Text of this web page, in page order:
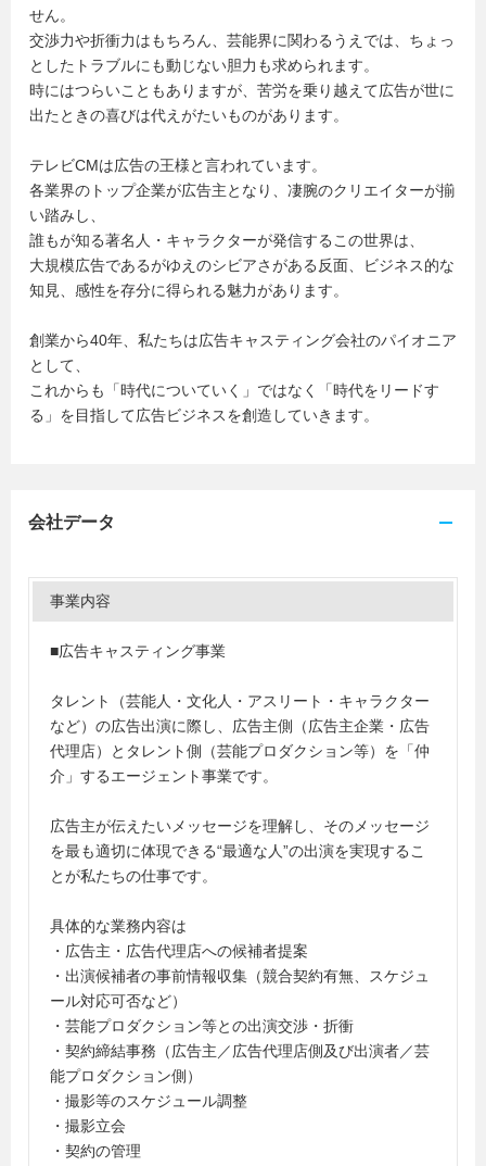
せん。
交渉力や折衝力はもちろん、芸能界に関わるうえでは、ちょっ
としたトラブルにも動じない胆力も求められます。
時にはつらいこともありますが、苦労を乗り越えて広告が世に
出たときの喜びは代えがたいものがあります。
テレビCMは広告の王様と言われています。
各業界のトップ企業が広告主となり、凄腕のクリエイターが揃
い踏みし、
誰もが知る著名人・キャラクターが発信するこの世界は、
大規模広告であるがゆえのシビアさがある反面、ビジネス的な
知見、感性を存分に得られる魅力があります。
創業から40年、私たちは広告キャスティング会社のパイオニア
として、
これからも「時代についていく」ではなく「時代をリードす
る」を目指して広告ビジネスを創造していきます。
会社データ
事業内容
■広告キャスティング事業
タレント（芸能人・文化人・アスリート・キャラクター
など）の広告出演に際し、広告主側（広告主企業・広告
代理店）とタレント側（芸能プロダクション等）を「仲
介」するエージェント事業です。
広告主が伝えたいメッセージを理解し、そのメッセージ
を最も適切に体現できる“最適な人”の出演を実現するこ
とが私たちの仕事です。
具体的な業務内容は
・広告主・広告代理店への候補者提案
・出演候補者の事前情報収集（競合契約有無、スケジュ
ール対応可否など）
・芸能プロダクション等との出演交渉・折衝
・契約締結事務（広告主／広告代理店側及び出演者／芸
能プロダクション側）
・撮影等のスケジュール調整
・撮影立会
・契約の管理